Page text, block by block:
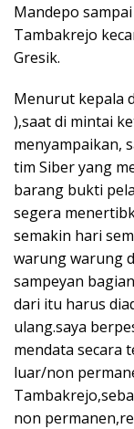
Mandepo
Tambakrejo
Gresik.
Menurut kepala
),saat di mintai
menyampaikan,
tim Siber yang
barang bukti
segera
semakin hari
warung warung
sampeyan
dari itu harus
ulang.saya
mendata secara
luar/non
non